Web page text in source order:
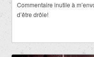
Commentaire inutile à
d’être drôle!